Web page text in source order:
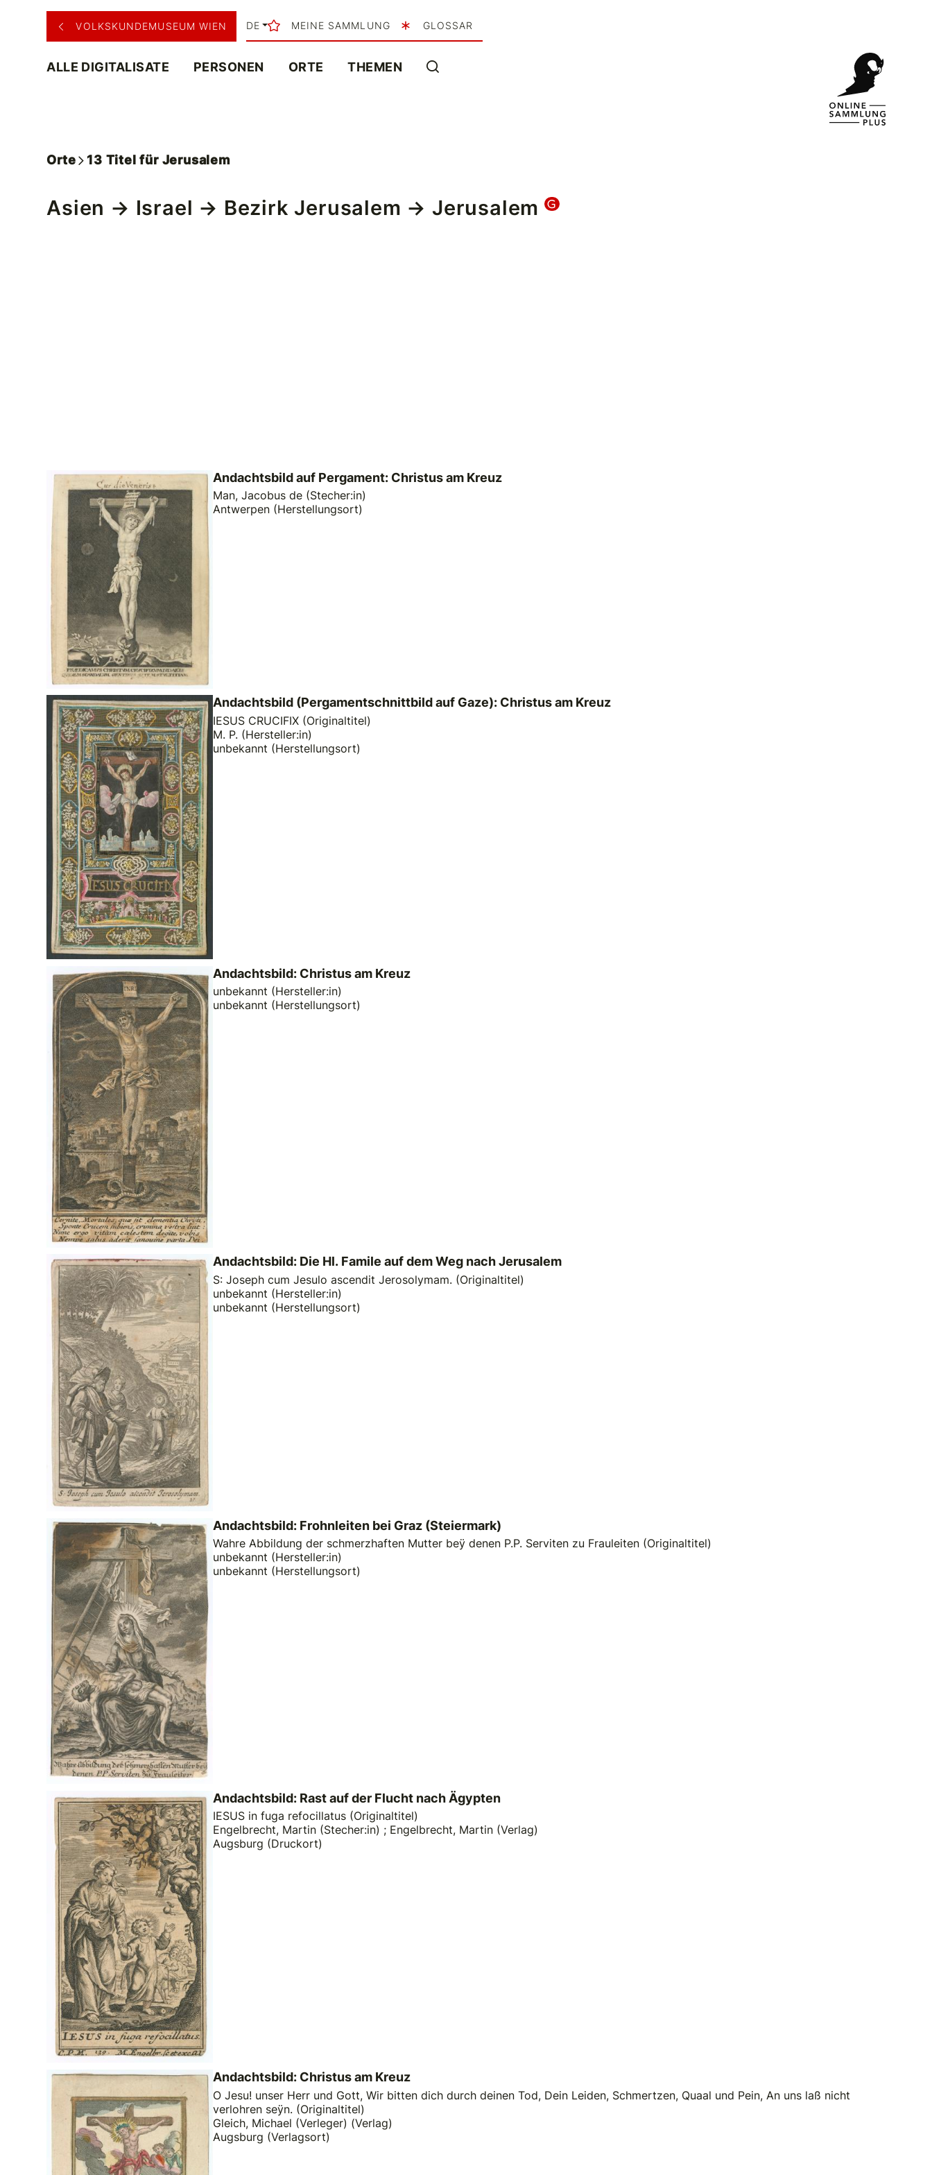
VOLKSKUNDEMUSEUM WIEN DE MEINE SAMMLUNG GLOSSAR
ALLE DIGITALISATE PERSONEN ORTE THEMEN
Orte 13 Titel für Jerusalem
Asien → Israel → Bezirk Jerusalem → Jerusalem
Andachtsbild auf Pergament: Christus am Kreuz
Man, Jacobus de (Stecher:in)
Antwerpen (Herstellungsort)
Andachtsbild (Pergamentschnittbild auf Gaze): Christus am Kreuz
IESUS CRUCIFIX (Originaltitel)
M. P. (Hersteller:in)
unbekannt (Herstellungsort)
Andachtsbild: Christus am Kreuz
unbekannt (Hersteller:in)
unbekannt (Herstellungsort)
Andachtsbild: Die Hl. Famile auf dem Weg nach Jerusalem
S: Joseph cum Jesulo ascendit Jerosolymam. (Originaltitel)
unbekannt (Hersteller:in)
unbekannt (Herstellungsort)
Andachtsbild: Frohnleiten bei Graz (Steiermark)
Wahre Abbildung der schmerzhaften Mutter beÿ denen P.P. Serviten zu Frauleiten (Originaltitel)
unbekannt (Hersteller:in)
unbekannt (Herstellungsort)
Andachtsbild: Rast auf der Flucht nach Ägypten
IESUS in fuga refocillatus (Originaltitel)
Engelbrecht, Martin (Stecher:in) ; Engelbrecht, Martin (Verlag)
Augsburg (Druckort)
Andachtsbild: Christus am Kreuz
O Jesu! unser Herr und Gott, Wir bitten dich durch deinen Tod, Dein Leiden, Schmertzen, Quaal und Pein, An uns laß nicht
verlohren seÿn. (Originaltitel)
Gleich, Michael (Verleger) (Verlag)
Augsburg (Verlagsort)